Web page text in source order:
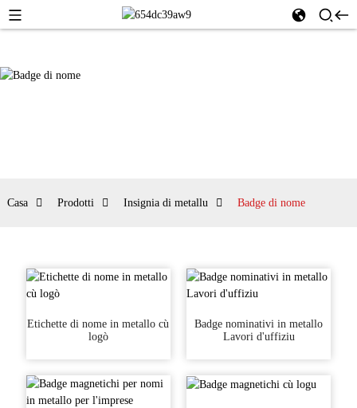
Casa Prodotti Insignia di metallu Badge di nome
Etichette di nome in metallo cù
logò
Badge nominativi in ​​metallo
Lavori d'uffiziu